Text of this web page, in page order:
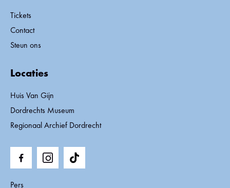
Tickets
Contact
Steun ons
Locaties
Huis Van Gijn
Dordrechts Museum
Regionaal Archief Dordrecht
Pers